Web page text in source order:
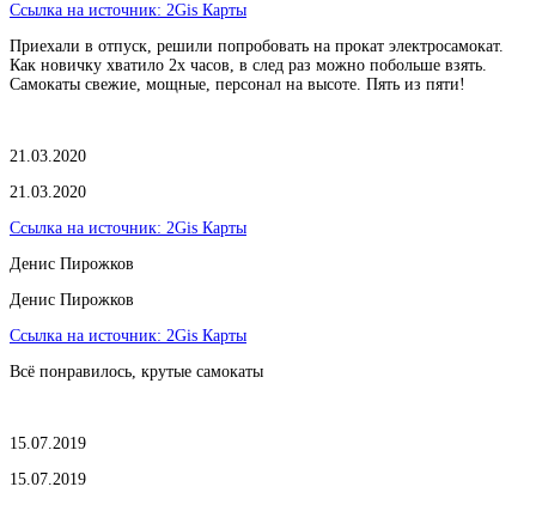
Ссылка на источник: 2Gis Карты
Приехали в отпуск, решили попробовать на прокат электросамокат.
Как новичку хватило 2х часов, в след раз можно побольше взять.
Самокаты свежие, мощные, персонал на высоте. Пять из пяти!
21.03.2020
21.03.2020
Ссылка на источник: 2Gis Карты
​Денис Пирожков
​Денис Пирожков
Ссылка на источник: 2Gis Карты
Всё понравилось, крутые самокаты
15.07.2019
15.07.2019